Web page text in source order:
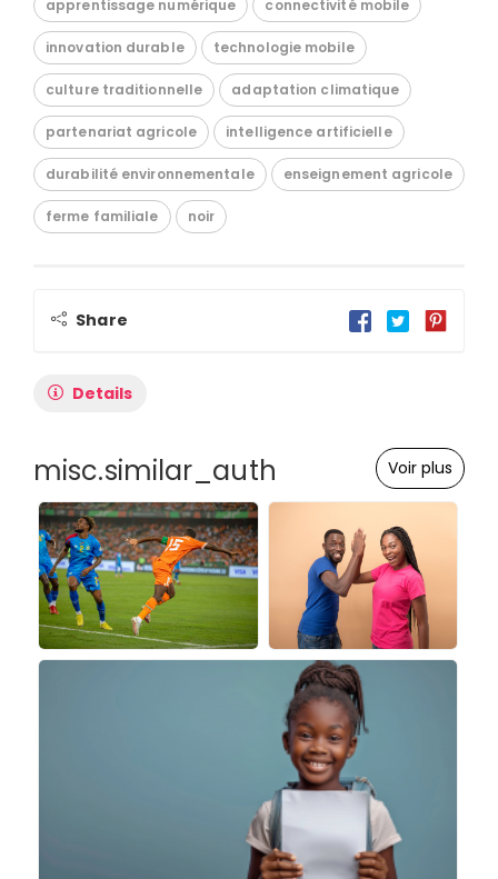
apprentissage numérique connectivité mobile
innovation durable technologie mobile
culture traditionnelle adaptation climatique
partenariat agricole intelligence artificielle
durabilité environnementale enseignement agricole
ferme familiale noir
Share
Details
misc.similar_auth Voir plus